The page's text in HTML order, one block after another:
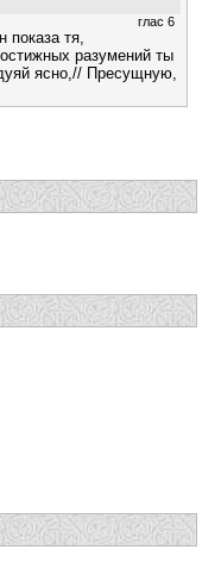
глас 6
показа тя,
разумений ты
ясно,// Пресущную,